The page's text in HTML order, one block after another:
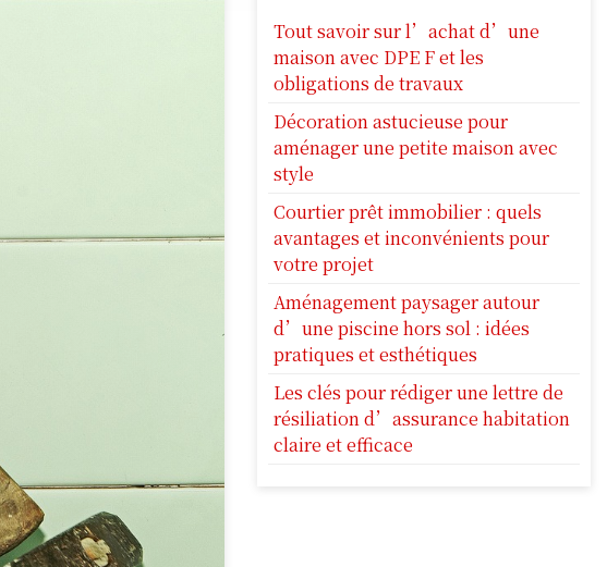
Tout savoir sur l’achat d’une
maison avec DPE F et les
obligations de travaux
Décoration astucieuse pour
aménager une petite maison avec
style
Courtier prêt immobilier : quels
avantages et inconvénients pour
votre projet
Aménagement paysager autour
d’une piscine hors sol : idées
pratiques et esthétiques
Les clés pour rédiger une lettre de
résiliation d’assurance habitation
claire et efficace